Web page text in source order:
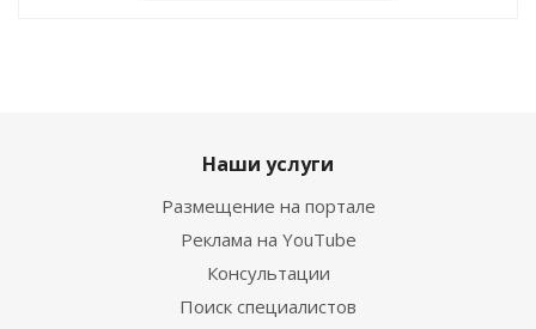
Наши услуги
Размещение на портале
Реклама на YouTube
Консультации
Поиск специалистов